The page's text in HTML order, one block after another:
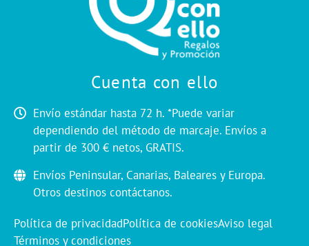
Cuenta con ello
Envío estándar hasta 72 h. *Puede variar
dependiendo del método de marcaje. Envíos a
partir de 300 € netos, GRATIS.
Envíos Peninsular, Canarias, Baleares y Europa.
Otros destinos contáctanos.
Política de privacidadPolítica de cookiesAviso legal
Términos y condiciones